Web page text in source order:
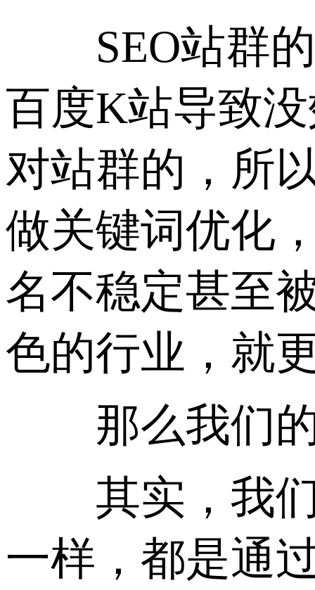
SEO站群的
百度K站导致
对站群的，所
做关键词优化
名不稳定甚至
色的行业，就
那么我们的
其实，我们
一样，都是通